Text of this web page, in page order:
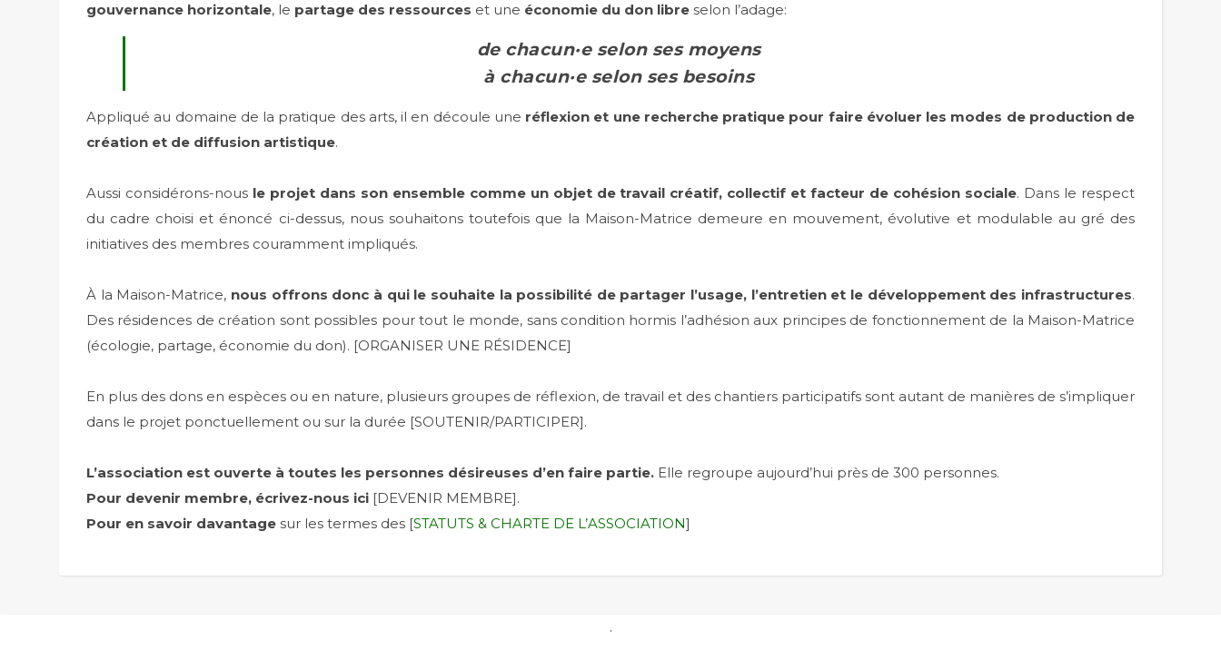
gouvernance horizontale, le partage des ressources et une économie du don libre selon l’adage:
de chacun·e selon ses moyens
à chacun·e selon ses besoins
Appliqué au domaine de la pratique des arts, il en découle une réflexion et une recherche pratique pour faire évoluer les modes de production de
création et de diffusion artistique.
Aussi considérons-nous le projet dans son ensemble comme un objet de travail créatif, collectif et facteur de cohésion sociale. Dans le respect
du cadre choisi et énoncé ci-dessus, nous souhaitons toutefois que la Maison-Matrice demeure en mouvement, évolutive et modulable au gré des
initiatives des membres couramment impliqués.
À la Maison-Matrice, nous offrons donc à qui le souhaite la possibilité de partager l’usage, l’entretien et le développement des infrastructures.
Des résidences de création sont possibles pour tout le monde, sans condition hormis l’adhésion aux principes de fonctionnement de la Maison-Matrice
(écologie, partage, économie du don). [ORGANISER UNE RÉSIDENCE]
En plus des dons en espèces ou en nature, plusieurs groupes de réflexion, de travail et des chantiers participatifs sont autant de manières de s’impliquer
dans le projet ponctuellement ou sur la durée [SOUTENIR/PARTICIPER].
L’association est ouverte à toutes les personnes désireuses d’en faire partie. Elle regroupe aujourd’hui près de 300 personnes.
Pour devenir membre, écrivez-nous ici [DEVENIR MEMBRE].
Pour en savoir davantage sur les termes des [STATUTS & CHARTE DE L’ASSOCIATION]
.